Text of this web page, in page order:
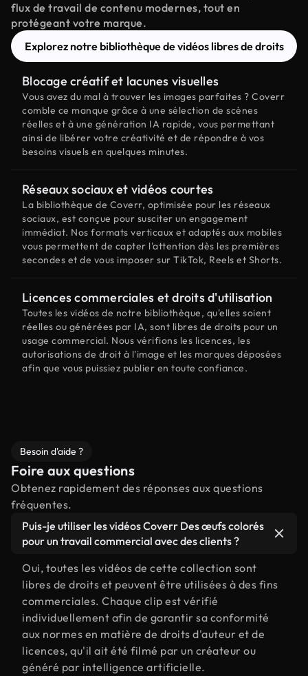
flux de travail de contenu modernes, tout en
protégeant votre marque.
Explorez notre bibliothèque de vidéos libres de droits
Blocage créatif et lacunes visuelles
Vous avez du mal à trouver les images parfaites ? Coverr
comble ce manque grâce à une sélection de scènes
réelles et à une génération IA rapide, vous permettant
ainsi de libérer votre créativité et de répondre à vos
besoins visuels en quelques minutes.
Réseaux sociaux et vidéos courtes
La bibliothèque de Coverr, optimisée pour les réseaux
sociaux, est conçue pour susciter un engagement
immédiat. Nos formats verticaux et adaptés aux mobiles
vous permettent de capter l'attention dès les premières
secondes et de vous imposer sur TikTok, Reels et Shorts.
Licences commerciales et droits d'utilisation
Toutes les vidéos de notre bibliothèque, qu'elles soient
réelles ou générées par IA, sont libres de droits pour un
usage commercial. Nous vérifions les licences, les
autorisations de droit à l'image et les marques déposées
afin que vous puissiez publier en toute confiance.
Besoin d'aide ?
Foire aux questions
Obtenez rapidement des réponses aux questions
fréquentes.
Puis-je utiliser les vidéos Coverr Des œufs colorés
pour un travail commercial avec des clients ?
Oui, toutes les vidéos de cette collection sont
libres de droits et peuvent être utilisées à des fins
commerciales. Chaque clip est vérifié
individuellement afin de garantir sa conformité
aux normes en matière de droits d'auteur et de
licences, qu'il ait été filmé par un créateur ou
généré par intelligence artificielle.